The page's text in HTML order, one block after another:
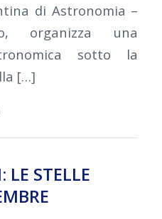
di Astronomia –
organizza una
sotto la
[…]
STELLE